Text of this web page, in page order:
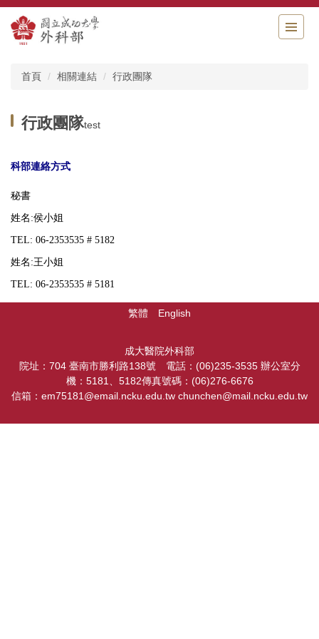
跳
到
主
首頁 相關連結 行政團隊
行政團隊test
科部連絡方式
秘書
姓名:侯小姐
TEL: 06-2353535 # 5182
姓名:王小姐
TEL: 06-2353535 # 5181
繁體 English
成大醫院外科部
院址：704 臺南市勝利路138號 電話：(06)235-3535 辦公室分
機：5181、5182傳真號碼：(06)276-6676
信箱：em75181@email.ncku.edu.tw chunchen@mail.ncku.edu.tw